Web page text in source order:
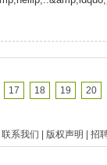
17 18 19 20
联系我们 版权声明 招